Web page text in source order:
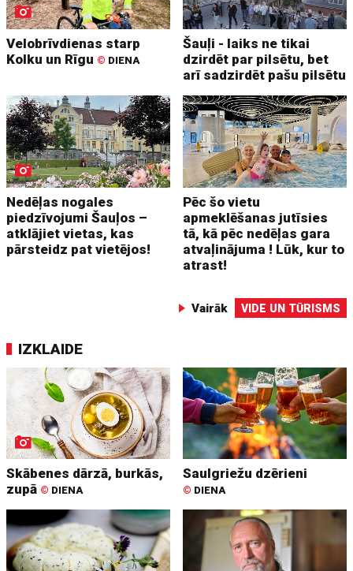
Velobrīvdienas starp
Kolku un Rīgu © DIENA
Šauļi - laiks ne tikai
dzirdēt par pilsētu, bet
arī sadzirdēt pašu pilsētu
Nedēļas nogales
piedzīvojumi Šauļos –
atklājiet vietas, kas
pārsteidz pat vietējos!
Pēc šo vietu
apmeklēšanas jutīsies
tā, kā pēc nedēļas gara
atvaļinājuma ! Lūk, kur to
atrast!
Vairāk VIDE UN TŪRISMS
IZKLAIDE
Skābenes dārzā, burkās,
zupā © DIENA
Saulgriežu dzērieni
© DIENA